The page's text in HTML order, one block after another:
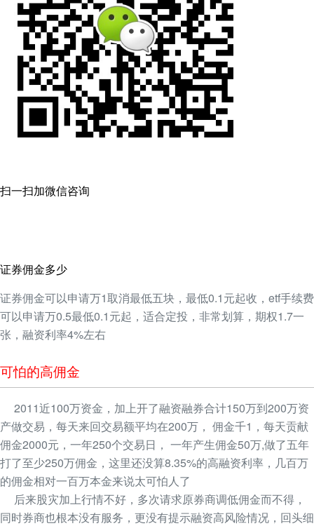
扫一扫加微信咨询
证券佣金多少
证券佣金可以申请万1取消最低五块，最低0.1元起收，etf手续费
可以申请万0.5最低0.1元起，适合定投，非常划算，期权1.7一
张，融资利率4%左右
可怕的高佣金
2011近100万资金，加上开了融资融券合计150万到200万资
产做交易，每天来回交易额平均在200万， 佣金千1，每天贡献
佣金2000元，一年250个交易日， 一年产生佣金50万,做了五年
打了至少250万佣金，这里还没算8.35%的高融资利率，几百万
的佣金相对一百万本金来说太可怕人了
后来股灾加上行情不好，多次请求原券商调低佣金而不得，
同时券商也根本没有服务，更没有提示融资高风险情况，回头细